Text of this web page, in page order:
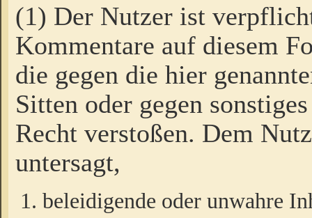
(1) Der Nutzer ist
Kommentare auf diesem
die gegen die hier
Sitten oder gegen
Recht verstoßen. Dem
untersagt,
beleidigende oder unwahre